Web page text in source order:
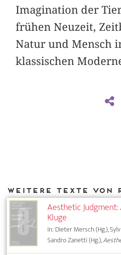
Imagination der
frühen Neuzeit,
Natur und Mensch
klassischen
Aesthetic
Kluge
In: Dieter Mersch (Hg.),
Sandro Zanetti (Hg.),